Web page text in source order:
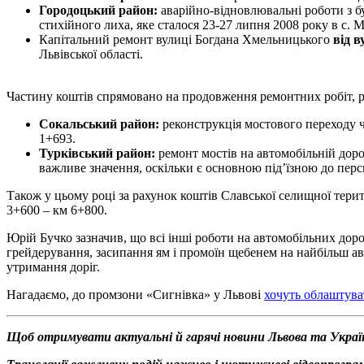
Городоцький район: аварійно-відновлювальні роботи з
стихійного лиха, яке сталося 23-27 липня 2008 року в с.
Капітальний ремонт вулиці Богдана Хмельницького від
Львівської області.
Частину коштів спрямовано на продовження ремонтних робіт,
Сокальський район: реконструкція мостового
1+693.
Турківський район: ремонт мостів на автомобільній
важливе значення, оскільки є основною під’їзною до
Також у цьому році за рахунок коштів Славської селищної
3+600 – км 6+800.
Юрій Бучко зазначив, що всі інші роботи на автомобільних
грейдерування, засипання ям і промоїн щебенем на найбільш
утримання доріг.
Нагадаємо, до промзони «Сигнівка» у Львові хочуть
Щоб отримувати актуальні й гарячі новини Львова та